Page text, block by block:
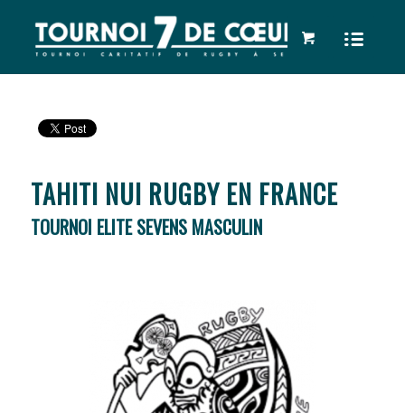
TAHITI NUI RUGBY EN FRANCE
TOURNOI ELITE SEVENS MASCULIN